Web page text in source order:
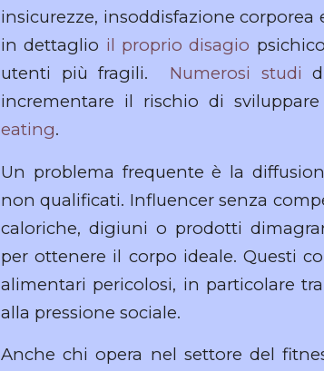
insicurezze, insoddisfazione
in dettaglio il proprio disagio
utenti più fragili. Numerosi studi
incrementare il rischio di
eating.
Un problema frequente è la
non qualificati. Influencer senza
caloriche, digiuni o prodotti
per ottenere il corpo ideale. Questi
alimentari pericolosi, in particolare
alla pressione sociale.
Anche chi opera nel settore del